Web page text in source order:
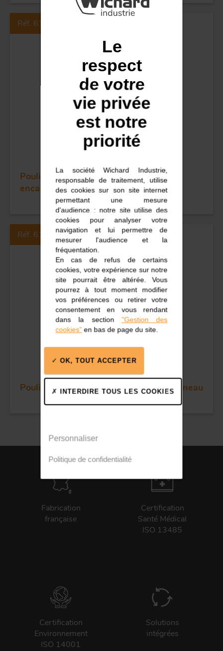
Réf. 61121
Poulie sans billes simple - Réa 25 - A
encastrer
Réf. 61113
Poulie sans billes simple - Réa 25 - Anneau
Fabrication
française
Certification
Santé Médical
ISO 13485
Certification
Environnement
ISO 14001
Solutions
intégrées
Le
respect
de votre
vie privée
est notre
priorité
La société Wichard Industrie,
responsable de traitement, utilise
des cookies sur son site internet
permettant une mesure
d'audience : notre site utilise des
cookies pour analyser votre
navigation et lui permettre de
mesurer l'audience et la
fréquentation.
En cas de refus de certains
cookies, votre expérience sur notre
site pourrait être altérée. Vous
pourrez à tout moment modifier
vos préférences ou retirer votre
consentement en vous rendant
dans la section"Gestion des
cookies"en bas de page du site.
OK, TOUT ACCEPTER
INTERDIRE TOUS LES COOKIES
Personnaliser
Politique de confidentialité